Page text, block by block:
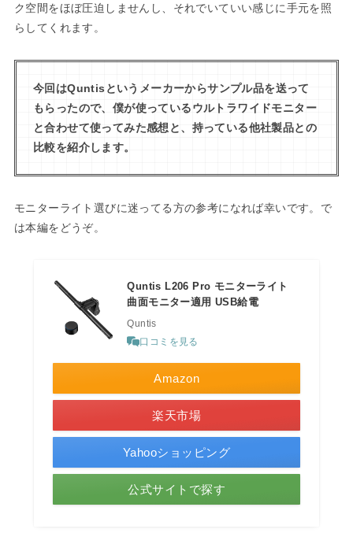
ク空間をほぼ圧迫しませんし、それでいていい感じに手元を照
らしてくれます。
今回はQuntisというメーカーからサンプル品を送って
もらったので、僕が使っているウルトラワイドモニター
と合わせて使ってみた感想と、持っている他社製品との
比較を紹介します。
モニターライト選びに迷ってる方の参考になれば幸いです。で
は本編をどうぞ。
Quntis L206 Pro モニターライト
曲面モニター適用 USB給電
Quntis
口コミを見る
Amazon
楽天市場
Yahooショッピング
公式サイトで探す